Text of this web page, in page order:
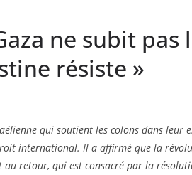
ne subit pas
résiste »
qui soutient les colons dans leur
international. Il a affirmé que la
retour, qui est consacré par la